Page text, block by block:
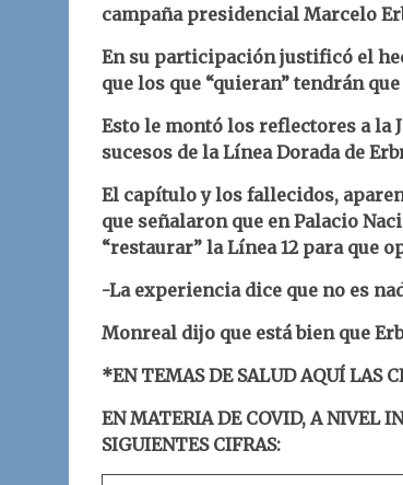
campaña presidencial Marcelo
En su participación justificó el
que los que “quieran” tendrán
Esto le montó los reflectores a la
sucesos de la Línea Dorada de
El capítulo y los fallecidos,
que señalaron que en Palacio
“restaurar” la Línea 12 para que
-La experiencia dice que no es
Monreal dijo que está bien que
*EN TEMAS DE SALUD AQUÍ LAS
EN MATERIA DE COVID, A NIVEL
SIGUIENTES CIFRAS: